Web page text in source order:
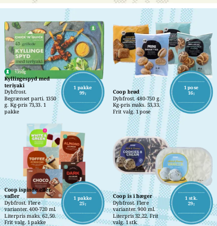
1 pakke
99,-
Kyllingespyd med
teriyaki
Dybfrost.
Begrænset parti. 1350
g. Kg-pris 73,33. 1
pakke
1 pose
16,-
Coop brød
Dybfrost. 480-750 g.
Kg-pris maks. 53,33.
Frit valg. 1 pose
1 pakke
25,-
Coop ispinde eller
vafler
Dybfrost. Flere
varianter. 400-720 ml.
Literpris maks. 62,50.
Frit valg. 1 pakke
1 stk.
29,-
Coop is i bæger
Dybfrost. Flere
varianter. 900 ml.
Literpris 32,22. Frit
valg. 1 stk.